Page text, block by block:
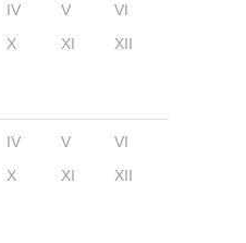
IV V
VI
X XI XII
IV V
VI
X XI XII